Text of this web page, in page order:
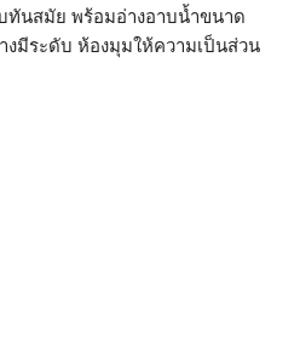
ทันสมัย พร้อมอ่างอาบน้ำขนาด
มีระดับ ห้องมุมให้ความเป็นส่วน